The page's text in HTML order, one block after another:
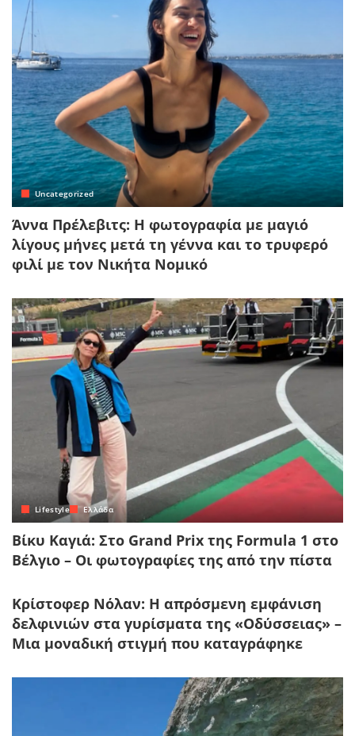
Uncategorized
Άννα Πρέλεβιτς: Η φωτογραφία με μαγιό
λίγους μήνες μετά τη γέννα και το τρυφερό
φιλί με τον Νικήτα Νομικό
Lifestyle Ελλάδα
Βίκυ Καγιά: Στο Grand Prix της Formula 1 στο
Βέλγιο – Οι φωτογραφίες της από την πίστα
Κρίστοφερ Νόλαν: Η απρόσμενη εμφάνιση
δελφινιών στα γυρίσματα της «Οδύσσειας» –
Μια μοναδική στιγμή που καταγράφηκε